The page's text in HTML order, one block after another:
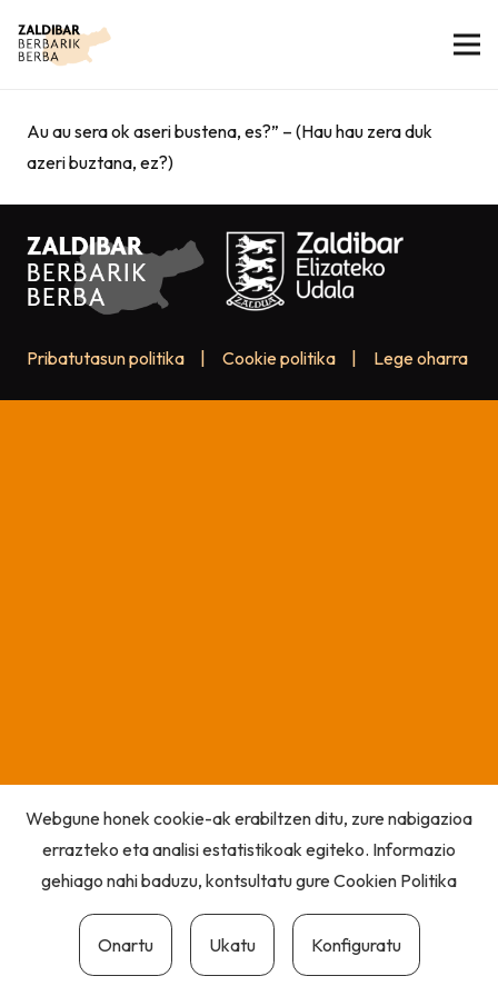
Au au sera ok aseri bustena, es?” – (Hau hau zera duk
azeri buztana, ez?)
Pribatutasun politika Cookie politika Lege oharra
Webgune honek cookie-ak erabiltzen ditu, zure nabigazioa
errazteko eta analisi estatistikoak egiteko. Informazio
gehiago nahi baduzu, kontsultatu gureCookien Politika
Onartu Ukatu Konfiguratu